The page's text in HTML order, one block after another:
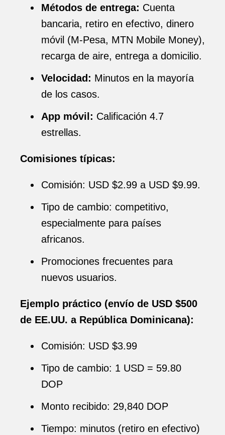
Métodos de entrega: Cuenta
bancaria, retiro en efectivo, dinero
móvil (M-Pesa, MTN Mobile Money),
recarga de aire, entrega a domicilio.
Velocidad: Minutos en la mayoría
de los casos.
App móvil: Calificación 4.7
estrellas.
Comisiones típicas:
Comisión: USD $2.99 a USD $9.99.
Tipo de cambio: competitivo,
especialmente para países
africanos.
Promociones frecuentes para
nuevos usuarios.
Ejemplo práctico (envío de USD $500
de EE.UU. a República Dominicana):
Comisión: USD $3.99
Tipo de cambio: 1 USD = 59.80
DOP
Monto recibido: 29,840 DOP
Tiempo: minutos (retiro en efectivo)